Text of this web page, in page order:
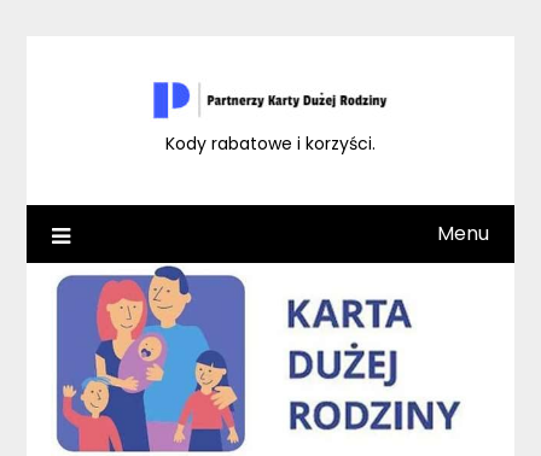
Kody rabatowe i korzyści.
Menu